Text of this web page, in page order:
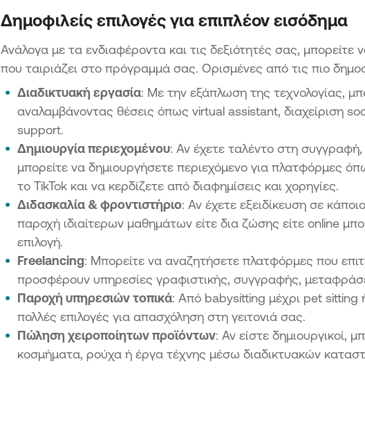
Δημοφιλείς επιλογές για επιπλέον εισόδημα
Ανάλογα με τα ενδιαφέροντα και τις δεξιότητές σας, μπορείτε
που ταιριάζει στο πρόγραμμά σας. Ορισμένες από τις πιο
Διαδικτυακή εργασία: Με την εξάπλωση της τεχνολογίας,
αναλαμβάνοντας θέσεις όπως virtual assistant, διαχείριση
support.
Δημιουργία περιεχομένου: Αν έχετε ταλέντο στη
μπορείτε να δημιουργήσετε περιεχόμενο για πλατφόρμες
το TikTok και να κερδίζετε από διαφημίσεις και χορηγίες.
Διδασκαλία & φροντιστήριο: Αν έχετε εξειδίκευση σε
παροχή ιδιαίτερων μαθημάτων είτε δια ζώσης είτε online
επιλογή.
Freelancing: Μπορείτε να αναζητήσετε πλατφόρμες που
προσφέρουν υπηρεσίες γραφιστικής, συγγραφής,
Παροχή υπηρεσιών τοπικά: Από babysitting μέχρι pet
πολλές επιλογές για απασχόληση στη γειτονιά σας.
Πώληση χειροποίητων προϊόντων: Αν είστε δημιουργικοί,
κοσμήματα, ρούχα ή έργα τέχνης μέσω διαδικτυακών